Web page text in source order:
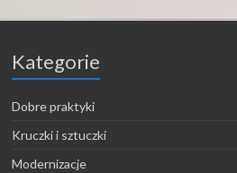
Kategorie
Dobre praktyki
Kruczki i sztuczki
Modernizacje